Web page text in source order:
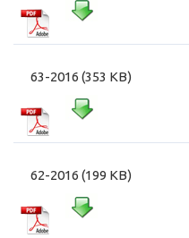
63-2016 (353 KB)
62-2016 (199 KB)